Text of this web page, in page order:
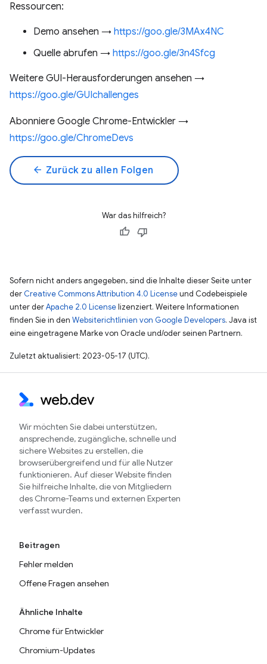
Ressourcen:
Demo ansehen → https://goo.gle/3MAx4NC
Quelle abrufen → https://goo.gle/3n4Sfcg
Weitere GUI-Herausforderungen ansehen →
https://goo.gle/GUIchallenges
Abonniere Google Chrome-Entwickler →
https://goo.gle/ChromeDevs
arrow_back Zurück zu allen Folgen
War das hilfreich?
Sofern nicht anders angegeben, sind die Inhalte dieser Seite unter
der Creative Commons Attribution 4.0 Licenseund Codebeispiele
unter derApache 2.0 Licenselizenziert. Weitere Informationen
finden Sie in den Websiterichtlinien von Google Developers. Java ist
eine eingetragene Marke von Oracle und/oder seinen Partnern.
Zuletzt aktualisiert: 2023-05-17 (UTC).
Wir möchten Sie dabei unterstützen,
ansprechende, zugängliche, schnelle und
sichere Websites zu erstellen, die
browserübergreifend und für alle Nutzer
funktionieren. Auf dieser Website finden
Sie hilfreiche Inhalte, die von Mitgliedern
des Chrome-Teams und externen Experten
verfasst wurden.
Beitragen
Fehler melden
Offene Fragen ansehen
Ähnliche Inhalte
Chrome für Entwickler
Chromium-Updates